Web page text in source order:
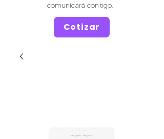
comunicará contigo.
Cotizar